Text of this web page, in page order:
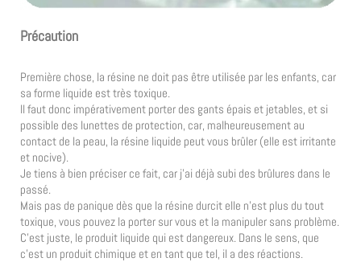
Précaution
Première chose, la résine ne doit pas être utilisée par les enfants, car
sa forme liquide est très toxique.
Il faut donc impérativement porter des gants épais et jetables, et si
possible des lunettes de protection, car, malheureusement au
contact de la peau, la résine liquide peut vous brûler (elle est irritante
et nocive).
Je tiens à bien préciser ce fait, car j’ai déjà subi des brûlures dans le
passé.
Mais pas de panique dès que la résine durcit elle n’est plus du tout
toxique, vous pouvez la porter sur vous et la manipuler sans problème.
C’est juste, le produit liquide qui est dangereux. Dans le sens, que
c’est un produit chimique et en tant que tel, il a des réactions.